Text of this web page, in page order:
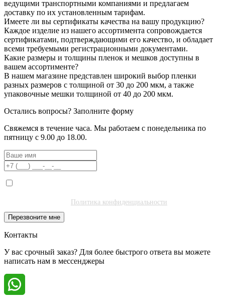
ведущими транспортными компаниями и предлагаем
доставку по их установленным тарифам.
Имеете ли вы сертификаты качества на вашу продукцию?
Каждое изделие из нашего ассортимента сопровождается
сертификатами, подтверждающими его качество, и обладает
всеми требуемыми регистрационными документами.
Какие размеры и толщины пленок и мешков доступны в
вашем ассортименте?
В нашем магазине представлен широкий выбор пленки
разных размеров с толщиной от 30 до 200 мкм, а также
упаковочные мешки толщиной от 40 до 200 мкм.
Остались вопросы? Заполните форму
Свяжемся в течение часа. Мы работаем с понедельника по
пятницу с 9.00 до 18.00.
Политика конфиденциальности
Перезвоните мне
Контакты
У вас срочный заказ? Для более быстрого ответа вы можете
написать нам в мессенджеры